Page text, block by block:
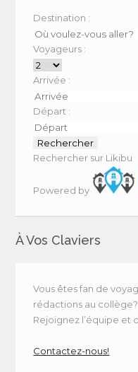
Destination :
Voyageurs :
Arrivée :
Départ :
Rechercher sur Likibu
Powered by
À Vos Claviers
Vous êtes fan de
rédactions au
Rejoignez l’équipe et
Contactez-nous!